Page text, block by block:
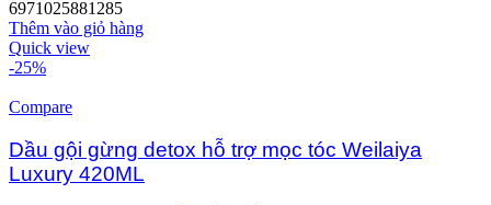
6971025881285
Thêm vào giỏ hàng
Quick view
-25%
Compare
Dầu gội gừng detox hỗ trợ mọc tóc Weilaiya
Luxury 420ML